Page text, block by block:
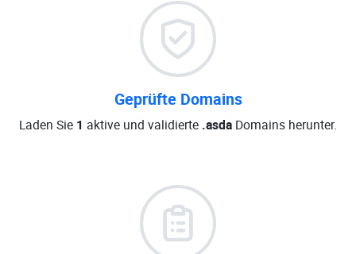
Geprüfte Domains
Laden Sie 1 aktive und validierte .asda Domains herunter.